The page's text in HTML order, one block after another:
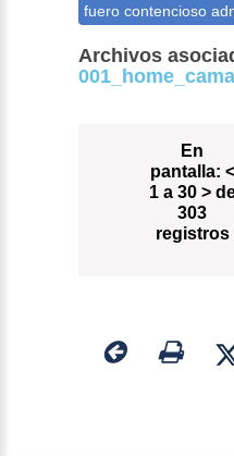
Archivos
En
pantalla: <
1 a 30 >
303
registros